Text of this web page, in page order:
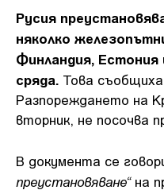
Русия
няколко
Финландия,
сряда. Това
Разпореждането на
вторник, не посочва
В документа се
преустановяване“на